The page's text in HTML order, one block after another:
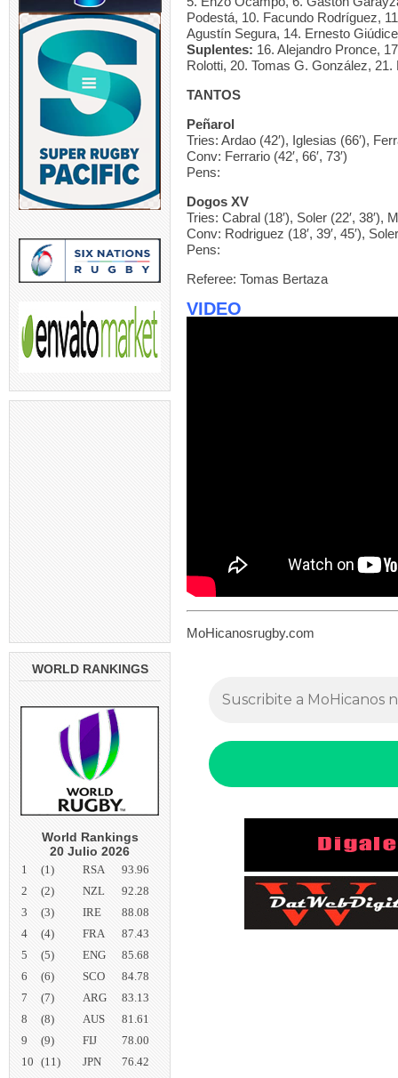
WORLD RANKINGS
World Rankings
20 Julio 2026
1 (1) RSA
93.96
2
(2) NZL
92.28
3
(3) IRE
88.08
4
(4) FRA
87.43
5
(5) ENG
85.68
6
(6) SCO
84.78
7
(7) ARG
83.13
8
(8) AUS
81.61
9
(9) FIJ
78.00
10 (11) JPN 76.42
Podestá, 10. Facundo Rodríguez,
Agustín Segura, 14. Ernesto
Suplentes: 16. Alejandro Pronce,
Rolotti, 20. Tomas G. González,
TANTOS
Peñarol
Tries: Ardao (42′), Iglesias (66′),
Conv: Ferrario (42′, 66′, 73′)
Pens:
Dogos XV
Tries: Cabral (18′), Soler (22′, 38′),
Conv: Rodriguez (18′, 39′, 45′),
Pens:
Referee: Tomas Bertaza
VIDEO
MoHicanosrugby.com